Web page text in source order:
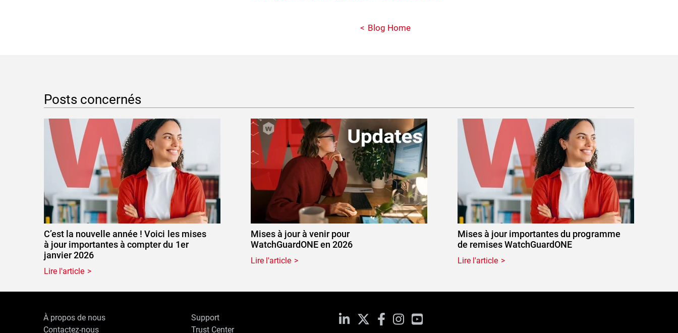
Blog Home
Posts concernés
C’est la nouvelle année ! Voici les mises
à jour importantes à compter du 1er
janvier 2026
Lire l'article
Mises à jour à venir pour
WatchGuardONE en 2026
Lire l'article
Mises à jour importantes du programme
de remises WatchGuardONE
Lire l'article
À propos de nous
Contactez-nous
Support
Trust Center
LinkedIn Facebook
InstagramYouTube